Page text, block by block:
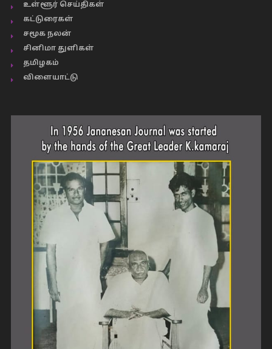
உள்ளூர் செய்திகள்
கட்டுரைகள்
சமூக நலன்
சினிமா துளிகள்
தமிழகம்
விளையாட்டு